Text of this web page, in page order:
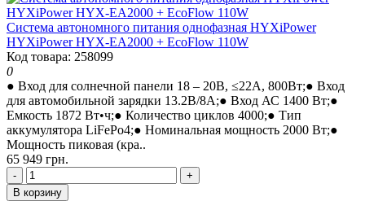
Система автономного питания однофазная HYXiPower
HYXiPower HYX-EA2000 + EcoFlow 110W
Код товара: 258099
0
● Вход для солнечной панели 18 – 20В, ≤22A, 800Вт;● Вход
для автомобильной зарядки 13.2В/8A;● Вход АС 1400 Вт;●
Емкость 1872 Вт•ч;● Количество циклов 4000;● Тип
аккумулятора LiFePo4;● Номинальная мощность 2000 Вт;●
Мощность пиковая (кра..
65 949 грн.
-
+
В корзину